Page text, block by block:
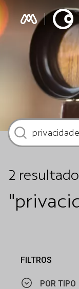
2
FILTROS
POR TIPO